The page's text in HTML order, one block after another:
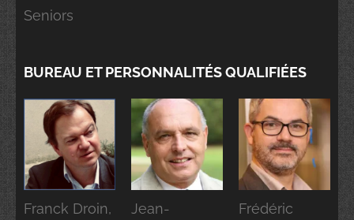
Seniors
BUREAU ET PERSONNALITÉS QUALIFIÉES
Franck Droin,
Jean-
Frédéric